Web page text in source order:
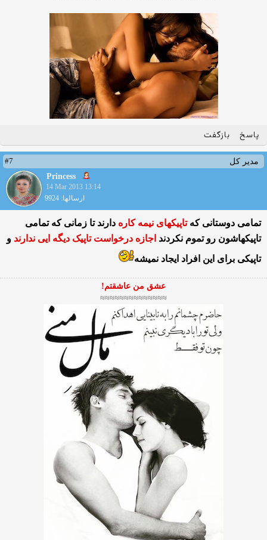
پاسخ بازگفت
مدیر کل
#7
Princess
14 Mar 2013 13:14
ارسالها: 9924
تمامی دوستانی کهتاپیکهای نیمه کاره دارند تا زمانی که تمامی
تاپیکهاشون رو تموم نکردند اجازه درخواست تاپیک دیگه ایی ندارند و
تاپیکی برای این افراد ایجاد نمیشه
عشق من عاشقتم!
≈≈≈≈≈≈≈≈≈≈≈≈≈≈